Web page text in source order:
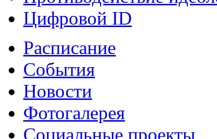
Цифровой ID
Расписание
События
Новости
Фотогалерея
Социальные проекты